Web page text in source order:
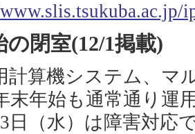
の閉室(12/1掲載)
計算機システム、マ
末年始も通常通り運
日（水）は障害対応